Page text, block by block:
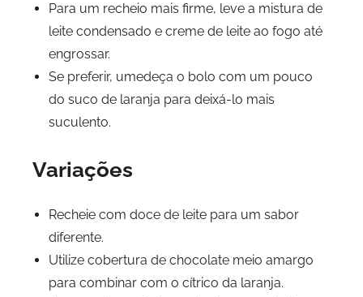
Para um recheio mais firme, leve a mistura de
leite condensado e creme de leite ao fogo até
engrossar.
Se preferir, umedeça o bolo com um pouco
do suco de laranja para deixá-lo mais
suculento.
Variações
Recheie com doce de leite para um sabor
diferente.
Utilize cobertura de chocolate meio amargo
para combinar com o cítrico da laranja.